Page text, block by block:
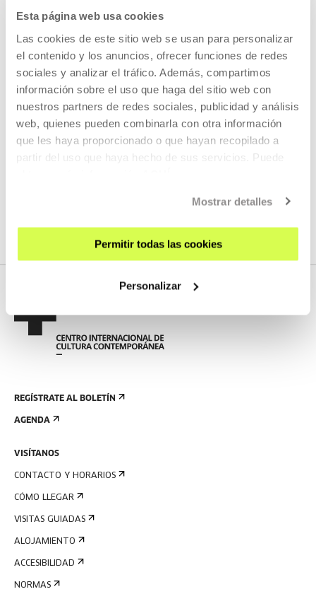
Esta página web usa cookies
Las cookies de este sitio web se usan para personalizar
el contenido y los anuncios, ofrecer funciones de redes
sociales y analizar el tráfico. Además, compartimos
información sobre el uso que haga del sitio web con
nuestros partners de redes sociales, publicidad y análisis
web, quienes pueden combinarla con otra información
que les haya proporcionado o que hayan recopilado a
partir del uso que haya hecho de sus servicios. Puede
Mostrar detalles
Permitir todas las cookies
Personalizar
Musika irudiak eraikiz: HOFE
LEER MÁS
REGÍSTRATE AL BOLETÍN
AGENDA
VISÍTANOS
CONTACTO Y HORARIOS
CÓMO LLEGAR
VISITAS GUIADAS
ALOJAMIENTO
ACCESIBILIDAD
NORMAS